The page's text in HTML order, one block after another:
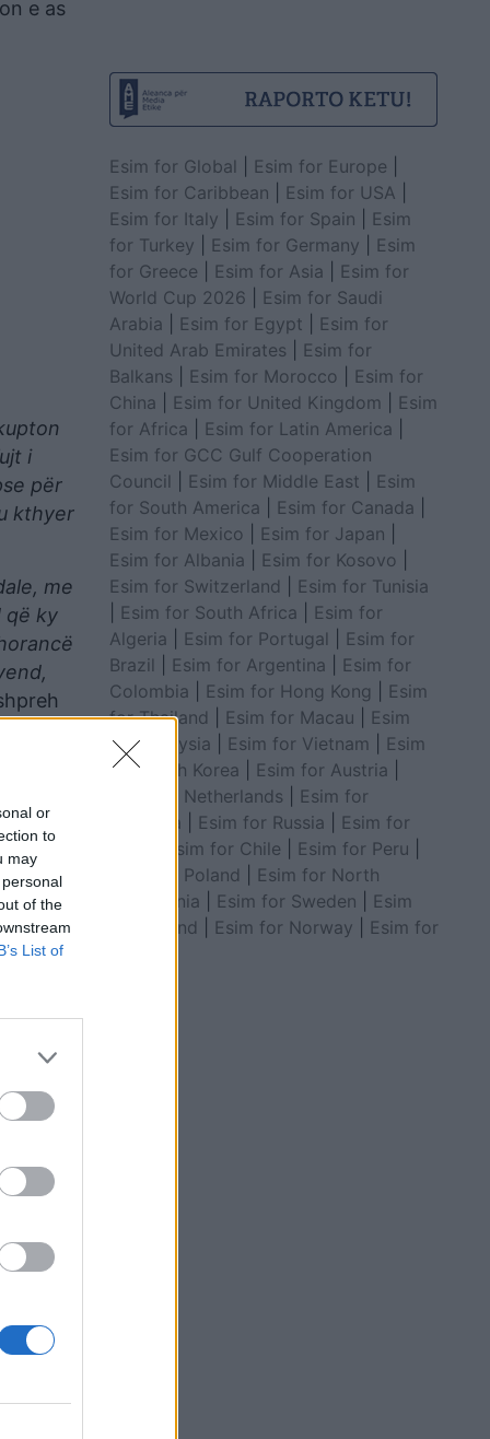
or
to
may
of the
List of
e as
i
për
kthyer
me
që ky
Esim for Global Esim for Europe
Esim for Caribbean
Esim for USA
Esim for Italy
Esim for Spain
Esim
for Turkey
Esim for Germany
Esim
for Greece
Esim for Asia
Esim for
World Cup 2026
Esim for Saudi
Arabia
Esim for Egypt
Esim for
United Arab Emirates
Esim for
Balkans
Esim for Morocco
Esim for
China
Esim for United Kingdom
Esim
for Africa
Esim for Latin America
Esim for GCC Gulf Cooperation
Council
Esim for Middle East
Esim
for South America
Esim for Canada
Esim for Mexico
Esim for Japan
Esim for Albania
Esim for Kosovo
Esim for Switzerland
Esim for Tunisia
Esim for South Africa
Esim for
Algeria
Esim for Portugal
Esim for
Brazil
Esim for Argentina
Esim for
Colombia
Esim for Hong Kong
Esim
for Thailand
Esim for Macau
Esim
for Malaysia
Esim for Vietnam
Esim
for South Korea
Esim for Austria
Esim for Netherlands
Esim for
Australia
Esim for Russia
Esim for
Esim for Chile Esim for Peru
Esim for Poland
Esim for North
Macedonia
Esim for Sweden
Esim
for Finland
Esim for Norway
Esim for